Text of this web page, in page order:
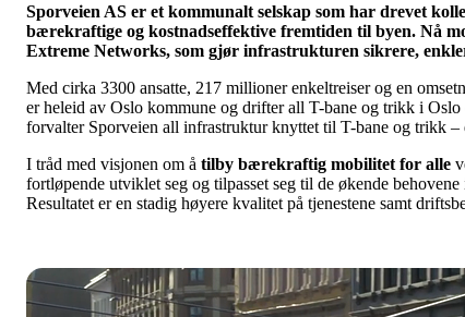
Sporveien AS er et kommunalt selskap som har drevet
bærekraftige og kostnadseffektive fremtiden til byen. Nå
Extreme Networks, som gjør infrastrukturen sikrere,
Med cirka 3300 ansatte, 217 millioner enkeltreiser og en
er heleid av Oslo kommune og drifter all T-bane og trikk i
forvalter Sporveien all infrastruktur knyttet til T-bane og trikk –
I tråd med visjonen om å tilby bærekraftig mobilitet for alle
fortløpende utviklet seg og tilpasset seg til de økende
Resultatet er en stadig høyere kvalitet på tjenestene samt